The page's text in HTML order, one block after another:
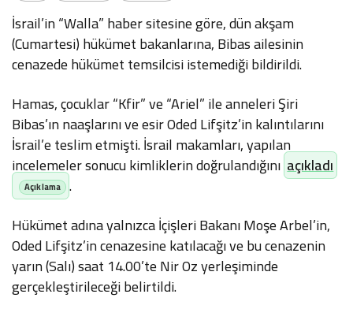
İsrail’in “Walla” haber sitesine göre, dün akşam
(Cumartesi) hükümet bakanlarına, Bibas ailesinin
cenazede hükümet temsilcisi istemediği bildirildi.
Hamas, çocuklar “Kfir” ve “Ariel” ile anneleri Şiri
Bibas’ın naaşlarını ve esir Oded Lifşitz’in kalıntılarını
İsrail’e teslim etmişti. İsrail makamları, yapılan
incelemeler sonucu kimliklerin doğrulandığını açıkladı
.
Hükümet adına yalnızca İçişleri Bakanı Moşe Arbel’in,
Oded Lifşitz’in cenazesine katılacağı ve bu cenazenin
yarın (Salı) saat 14.00’te Nir Oz yerleşiminde
gerçekleştirileceği belirtildi.